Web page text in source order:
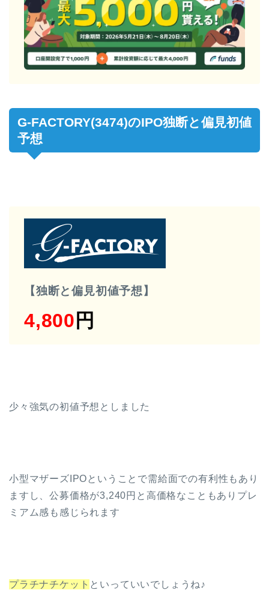
G-FACTORY(3474)のIPO独断と偏見初値
予想
【独断と偏見初値予想】
4,800 円
少々強気の初値予想としました
小型マザーズIPOということで需給面での有利性もあり
ますし、公募価格が3,240円と高価格なこともありプレ
ミアム感も感じられます
プラチナチケット といっていいでしょうね♪